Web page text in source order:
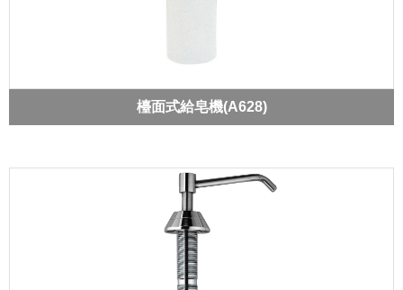
檯面式給皂機(A628)